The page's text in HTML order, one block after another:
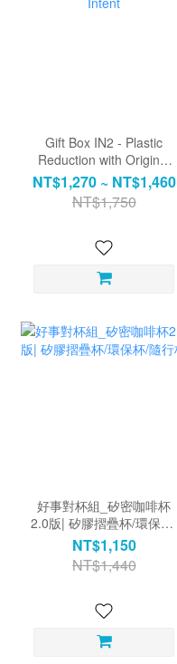
Gift Box IN2 - Plastic
Reduction with Original
Intent
NT$1,270 ~ NT$1,460
NT$1,750
好事對杯組_矽密咖啡杯
2.0版| 矽膠摺疊杯/環保杯/
隨行杯
NT$1,150
NT$1,440